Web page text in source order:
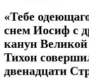
«Тебе
снем Иосиф с
канун
Тихон
двенадцати